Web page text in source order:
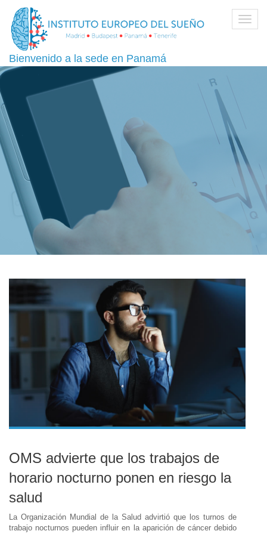
Bienvenido a la sede en Panamá
OMS advierte que los trabajos de
horario nocturno ponen en riesgo la
salud
La Organización Mundial de la Salud advirtió que los turnos de
trabajo nocturnos pueden influir en la aparición de cáncer debido